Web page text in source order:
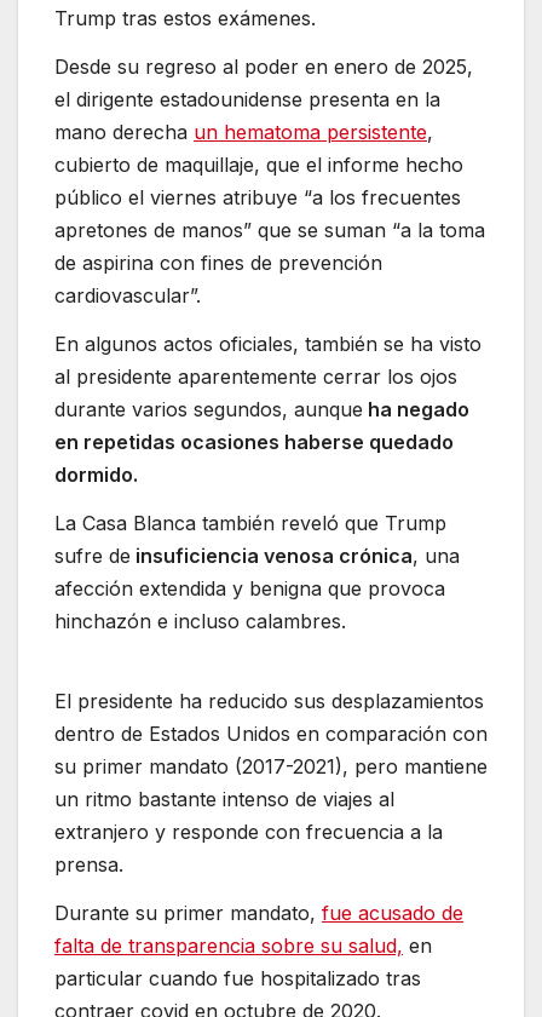
Trump tras estos exámenes.
Desde su regreso al poder en enero de 2025,
el dirigente estadounidense presenta en la
mano derecha un hematoma persistente,
cubierto de maquillaje, que el informe hecho
público el viernes atribuye “a los frecuentes
apretones de manos” que se suman “a la toma
de aspirina con fines de prevención
cardiovascular”.
En algunos actos oficiales, también se ha visto
al presidente aparentemente cerrar los ojos
durante varios segundos, aunque ha negado
en repetidas ocasiones haberse quedado
dormido.
La Casa Blanca también reveló que Trump
sufre de insuficiencia venosa crónica, una
afección extendida y benigna que provoca
hinchazón e incluso calambres.
El presidente ha reducido sus desplazamientos
dentro de Estados Unidos en comparación con
su primer mandato (2017-2021), pero mantiene
un ritmo bastante intenso de viajes al
extranjero y responde con frecuencia a la
prensa.
Durante su primer mandato, fue acusado de
falta de transparencia sobre su salud, en
particular cuando fue hospitalizado tras
contraer covid en octubre de 2020.